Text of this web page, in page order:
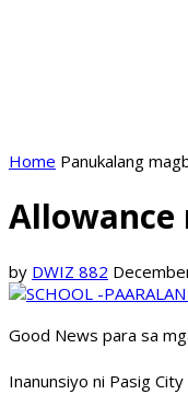
Home Panukalang
Allowance
by DWIZ 882
Good News para sa
Inanunsiyo ni Pasig